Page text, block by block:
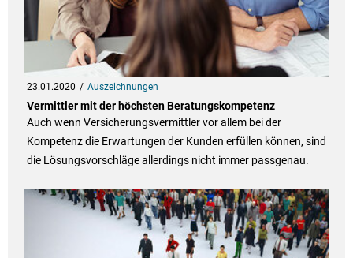
23.01.2020 Auszeichnungen
Vermittler mit der höchsten Beratungskompetenz
Auch wenn Versicherungsvermittler vor allem bei der
Kompetenz die Erwartungen der Kunden erfüllen können, sind
die Lösungsvorschläge allerdings nicht immer passgenau.